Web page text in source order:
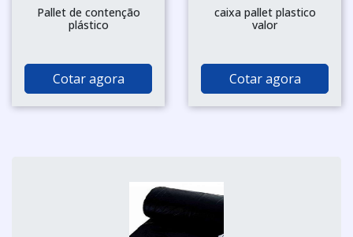
Pallet de contenção
plástico
Cotar agora
caixa pallet plastico
valor
Cotar agora